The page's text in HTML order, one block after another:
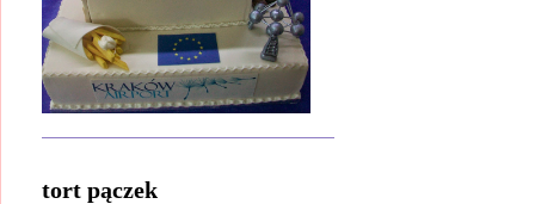
tort pączek